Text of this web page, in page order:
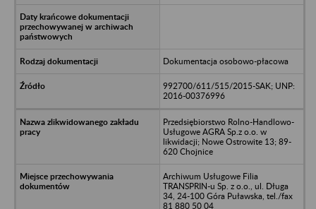
Dokumentacja osobowo-płacowa
992700/611/515/2015-SAK; UNP:
2016-00376996
Przedsiębiorstwo Rolno-Handlowo-
Usługowe AGRA Sp.z o.o. w
likwidacji; Nowe Ostrowite 13; 89-
620 Chojnice
Archiwum Usługowe Filia
TRANSPRIN-u Sp. z o.o., ul. Długa
34, 24-100 Góra Puławska, tel./fax
81 880 50 04